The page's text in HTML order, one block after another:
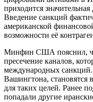
приходится
Введение санкций
американской
возможности её
Минфин США пояснил,
пресечение каналов,
международных
Вашингтона, становятся
для таких целей. Ранее
попадали другие